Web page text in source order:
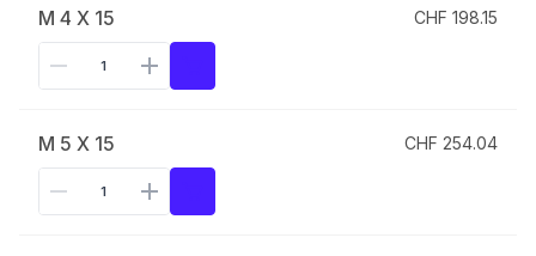
M 4 X 15 CHF 198.15
M 5 X 15 CHF 254.04